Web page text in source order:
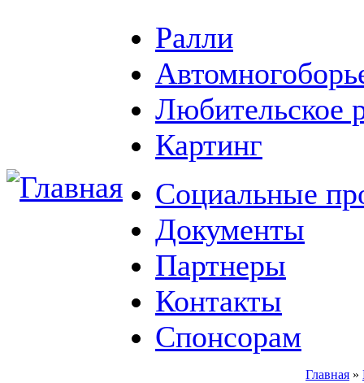
Ралли
Любительское
Картинг
Социальные
Документы
Партнеры
Контакты
Спонсорам
Главная »